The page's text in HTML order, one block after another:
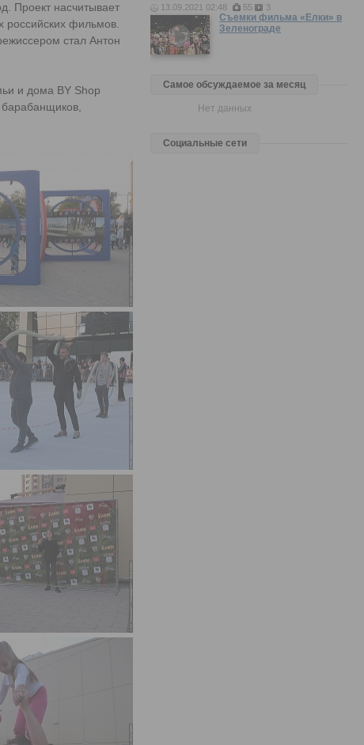
Проект насчитывает
российских фильмов.
стал Антон
и дома BY Shop
13.09.2021 02:48 55 3
Съемки фильма «Елки» в
Зеленограде
Самое обсуждаемое за месяц
Нет данных
Социальные сети